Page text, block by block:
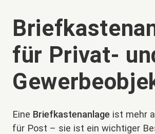
für Privat-
Eine Briefkastenanlage ist mehr
für Post – sie ist ein wichtiger